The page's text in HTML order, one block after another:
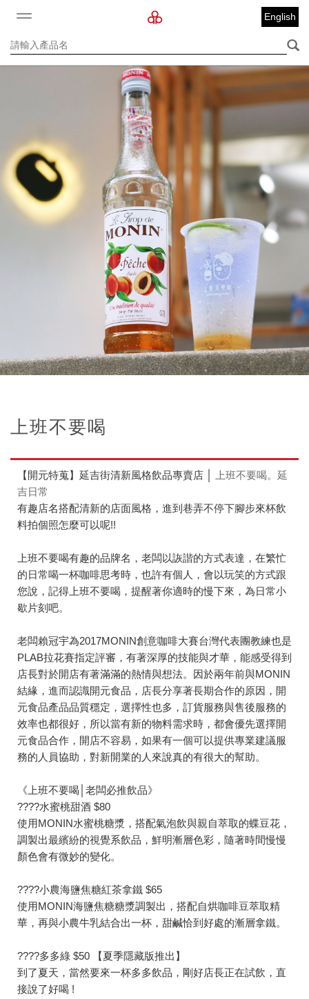
English
上班不要喝
【開元特蒐】延吉街清新風格飲品專賣店 │
上班不要喝。延
吉日常
有趣店名搭配清新的店面風格，進到巷弄不停下腳步來杯飲
料拍個照怎麼可以呢!!
上班不要喝有趣的品牌名，老闆以詼諧的方式表達，在繁忙
的日常喝一杯咖啡思考時，也許有個人，會以玩笑的方式跟
您說，記得上班不要喝，提醒著你適時的慢下來，為日常小
歇片刻吧。
老闆賴冠宇為2017MONIN創意咖啡大賽台灣代表團教練也是
PLAB拉花賽指定評審，有著深厚的技能與才華，能感受得到
店長對於開店有著滿滿的熱情與想法。因於兩年前與MONIN
結緣，進而認識開元食品，店長分享著長期合作的原因，開
元食品產品品質穩定，選擇性也多，訂貨服務與售後服務的
效率也都很好，所以當有新的物料需求時，都會優先選擇開
元食品合作，開店不容易，如果有一個可以提供專業建議服
務的人員協助，對新開業的人來說真的有很大的幫助。
《上班不要喝│老闆必推飲品》
????水蜜桃甜酒 $80
使用MONIN水蜜桃糖漿，搭配氣泡飲與親自萃取的蝶豆花，
調製出最繽紛的視覺系飲品，鮮明漸層色彩，隨著時間慢慢
顏色會有微妙的變化。
????小農海鹽焦糖紅茶拿鐵 $65
使用MONIN海鹽焦糖糖漿調製出，搭配自烘咖啡豆萃取精
華，再與小農牛乳結合出一杯，甜鹹恰到好處的漸層拿鐵。
????多多綠 $50 【夏季隱藏版推出】
到了夏天，當然要來一杯多多飲品，剛好店長正在試飲，直
接說了好喝 !